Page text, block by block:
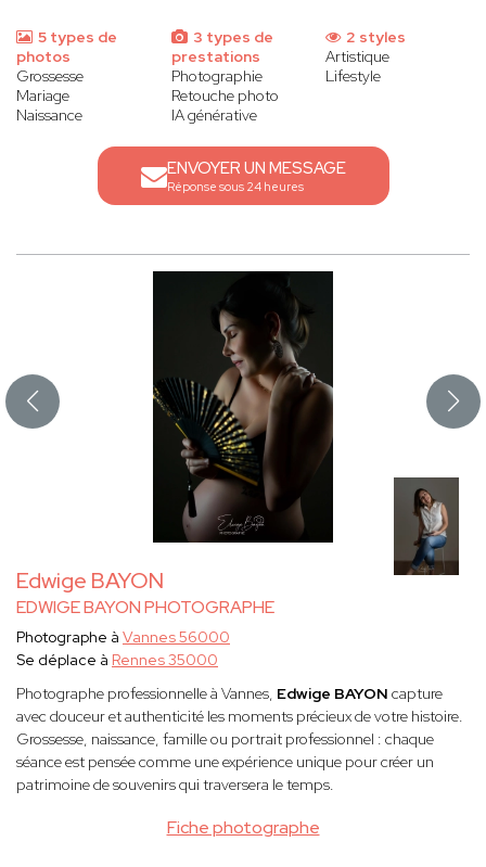
5 types de
photos
Grossesse
Mariage
Naissance
3 types de
prestations
Photographie
Retouche photo
IA générative
2 styles
Artistique
Lifestyle
ENVOYER UN MESSAGE
Réponse sous 24 heures
Edwige BAYON
EDWIGE BAYON PHOTOGRAPHE
Fiche photographe
Photographe à Vannes 56000
Se déplace à Rennes 35000
Photographe professionnelle à Vannes, Edwige BAYON capture
avec douceur et authenticité les moments précieux de votre histoire.
Grossesse, naissance, famille ou portrait professionnel : chaque
séance est pensée comme une expérience unique pour créer un
patrimoine de souvenirs qui traversera le temps.